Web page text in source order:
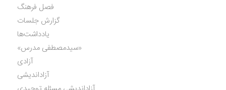
فصل فرهنگ
گزارش جلسات
یادداشت‌ها
«سیدمصطفی مدرس»
آزادی
آزاداندیشی